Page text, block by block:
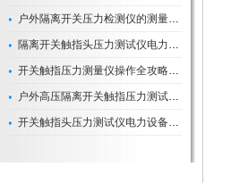
户外隔离开关压力检测仪的测量数据如何与GIS系统对接实现智能化运维？
隔离开关触指头压力测试仪电力系统安全运行的“定海神针”
开关触指压力测量仪操作全攻略：从准备到精准测量的实战指南
户外高压隔离开关触指压力测试仪的作用与价值
开关触指头压力测试仪电力设备安全的“隐形守护者”